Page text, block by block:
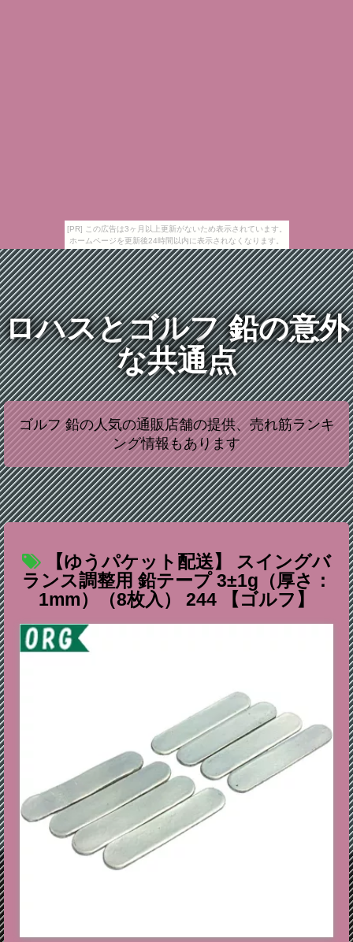
[PR] この広告は3ヶ月以上更新がないため表示されています。
ホームページを更新後24時間以内に表示されなくなります。
ロハスとゴルフ 鉛の意外
な共通点
ゴルフ 鉛の人気の通販店舗の提供、売れ筋ランキ
ング情報もあります
【ゆうパケット配送】 スイングバ
ランス調整用 鉛テープ 3±1g（厚さ：
1mm）（8枚入） 244 【ゴルフ】